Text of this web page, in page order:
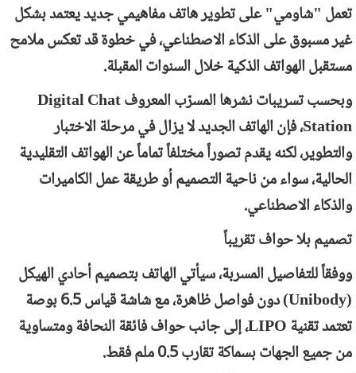
تعمل "شاومي" على تطوير هاتف مفاهيمي جديد يعتمد بشكل
غير مسبوق على الذكاء الاصطناعي، في خطوة قد تعكس ملامح
مستقبل الهواتف الذكية خلال السنوات المقبلة.
وبحسب تسريبات نشرها المسرّب المعروفDigital Chat
Station، فإن الهاتف الجديد لا يزال في مرحلة الاختبار
والتطوير، لكنه يقدم تصوراً مختلفاً تماماً عن الهواتف التقليدية
الحالية، سواء من ناحية التصميم أو طريقة عمل الكاميرات
والذكاء الاصطناعي.
تصميم بلا حواف تقريباً
ووفقاً للتفاصيل المسربة، سيأتي الهاتف بتصميم أحادي الهيكل
(
Unibody
) دون فواصل ظاهرة، مع شاشة قياس 6.5 بوصة
تعتمد تقنيةLIPO، إلى جانب حواف فائقة النحافة ومتساوية
من جميع الجهات بسماكة تقارب 0.5 ملم فقط.